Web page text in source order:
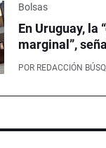
Bolsas
En Uruguay, la
marginal”,
POR REDACCIÓN